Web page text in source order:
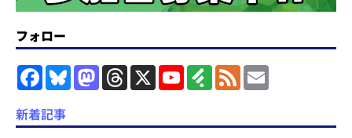
フォロー
F
a
e
b
B
s
M
a
o
T
h
a
X
Y
o
u
F
e
l
F
e
l
新着記事